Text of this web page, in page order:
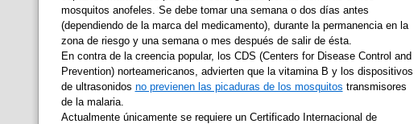
mosquitos anofeles. Se debe tomar una semana o dos días antes
(dependiendo de la marca del medicamento), durante la permanencia en la
zona de riesgo y una semana o mes después de salir de ésta.
En contra de la creencia popular, los CDS (Centers for Disease Control and
Prevention) norteamericanos, advierten que la vitamina B y los dispositivos
de ultrasonidos no previenen las picaduras de los mosquitos transmisores
de la malaria.
Actualmente únicamente se requiere un Certificado Internacional de